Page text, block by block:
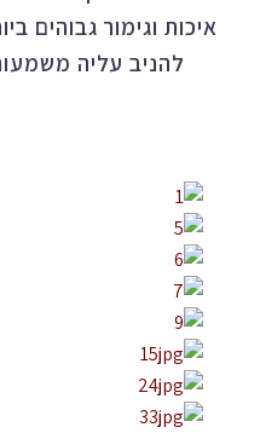
איכות וגימור גבוהים
להניב עליה